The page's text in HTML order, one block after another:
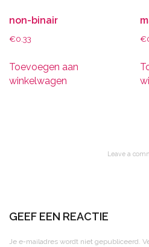
non-binair
€0.33
Toevoegen aan
winkelwagen
€
Leave a
GEEF EEN REACTIE
Je e-mailadres wordt niet gepubliceerd.